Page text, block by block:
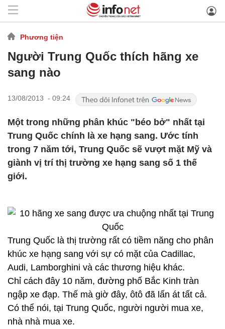
Phương tiện
Người Trung Quốc thích hãng xe
sang nào
13/08/2013 - 09:24
Một trong những phân khúc "béo bở" nhất tại
Trung Quốc chính là xe hạng sang. Ước tính
trong 7 năm tới, Trung Quốc sẽ vượt mặt Mỹ và
giành vị trí thị trường xe hạng sang số 1 thế
giới.
Trung Quốc là thị trường rất có tiềm năng cho phân
khúc xe hạng sang với sự có mặt của Cadillac,
Audi, Lamborghini và các thương hiệu khác.
Chỉ cách đây 10 năm, đường phố Bắc Kinh tràn
ngập xe đạp. Thế mà giờ đây, ôtô đã lấn át tất cả.
Có thể nói, tại Trung Quốc, người người mua xe,
nhà nhà mua xe.